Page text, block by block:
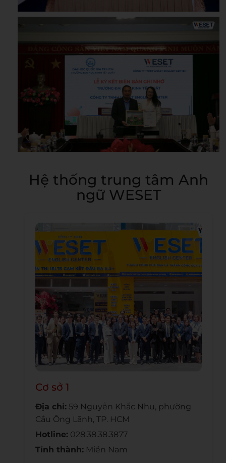
Hệ thống trung tâm Anh
ngữ WESET
Cơ sở 1
Địa chỉ: 59 Nguyễn Khắc Nhu, phường
Cầu Ông Lãnh, TP. HCM
Hotline: 028.38.38.3877
Tỉnh thành: Miền Nam